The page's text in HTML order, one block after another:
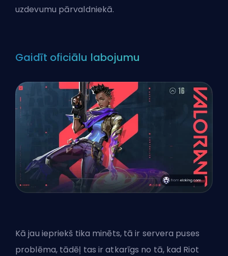
uzdevumu pārvaldniekā.
Gaidīt oficiālu labojumu
Kā jau iepriekš tika minēts, tā ir servera puses
problēma, tādēļ tas ir atkarīgs no tā, kad Riot